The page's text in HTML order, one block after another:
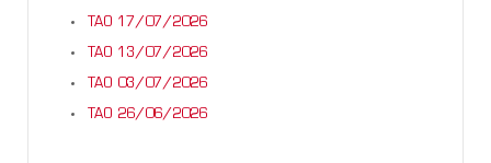
TAO 17/07/2026
TAO 13/07/2026
TAO 03/07/2026
TAO 26/06/2026